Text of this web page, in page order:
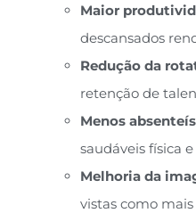
Maior
descansados
Redução da
retenção de
Menos
saudáveis física
Melhoria da
vistas como